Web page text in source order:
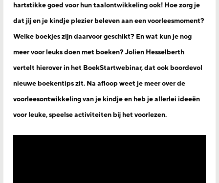
hartstikke goed voor hun taalontwikkeling ook! Hoe zorg je
dat jij en je kindje plezier beleven aan een voorleesmoment?
Welke boekjes zijn daarvoor geschikt? En wat kun je nog
meer voor leuks doen met boeken? Jolien Hesselberth
vertelt hierover in het BoekStartwebinar, dat ook boordevol
nieuwe boekentips zit. Na afloop weet je meer over de
voorleesontwikkeling van je kindje en heb je allerlei ideeën
voor leuke, speelse activiteiten bij het voorlezen.